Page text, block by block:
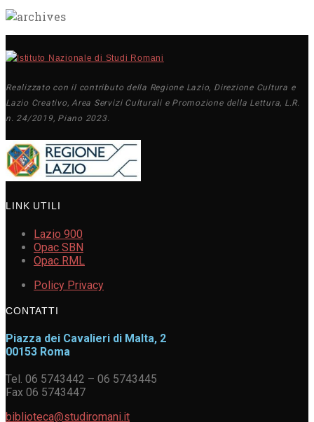
Realizzato con il contributo della Regione Lazio, Direzione Cultura e
Lazio Creativo, Area Servizi Culturali e Promozione della Lettura, L.R.
n. 24/2019, Piano 2023.
LINK UTILI
Lazio 900
Opac SBN
Opac RML
Policy Privacy
CONTATTI
Piazza dei Cavalieri di Malta, 2
00153 Roma
Tel. 06 5743442 – 06 5743445
Fax 06 5743447
biblioteca@studiromani.it